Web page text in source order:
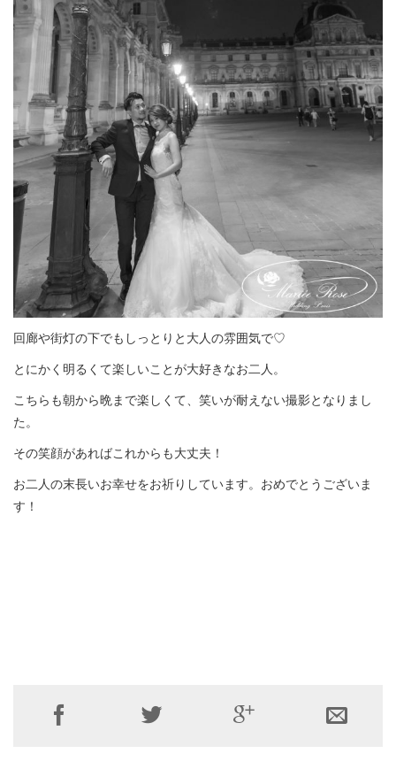
回廊や街灯の下でもしっとりと大人の雰囲気で♡
とにかく明るくて楽しいことが大好きなお二人。
こちらも朝から晩まで楽しくて、笑いが耐えない撮影となりまし
た。
その笑顔があればこれからも大丈夫！
お二人の末長いお幸せをお祈りしています。おめでとうございま
す！